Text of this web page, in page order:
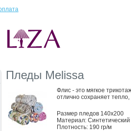
Пледы Melissa
Флис - это мягкое
отлично сохраняет
Размер пледов 140х200
Материал:
Плотность: 190 гр/м